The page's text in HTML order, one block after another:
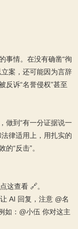
事情。在没有确凿“徇
案，还可能因为言辞
反诉“名誉侵权”甚至
做到“有一分证据说一
律适用上，用扎实的
“反击”。
这查看 🔗。
AI 回复，注意 @名
如：@小伍 你对这主